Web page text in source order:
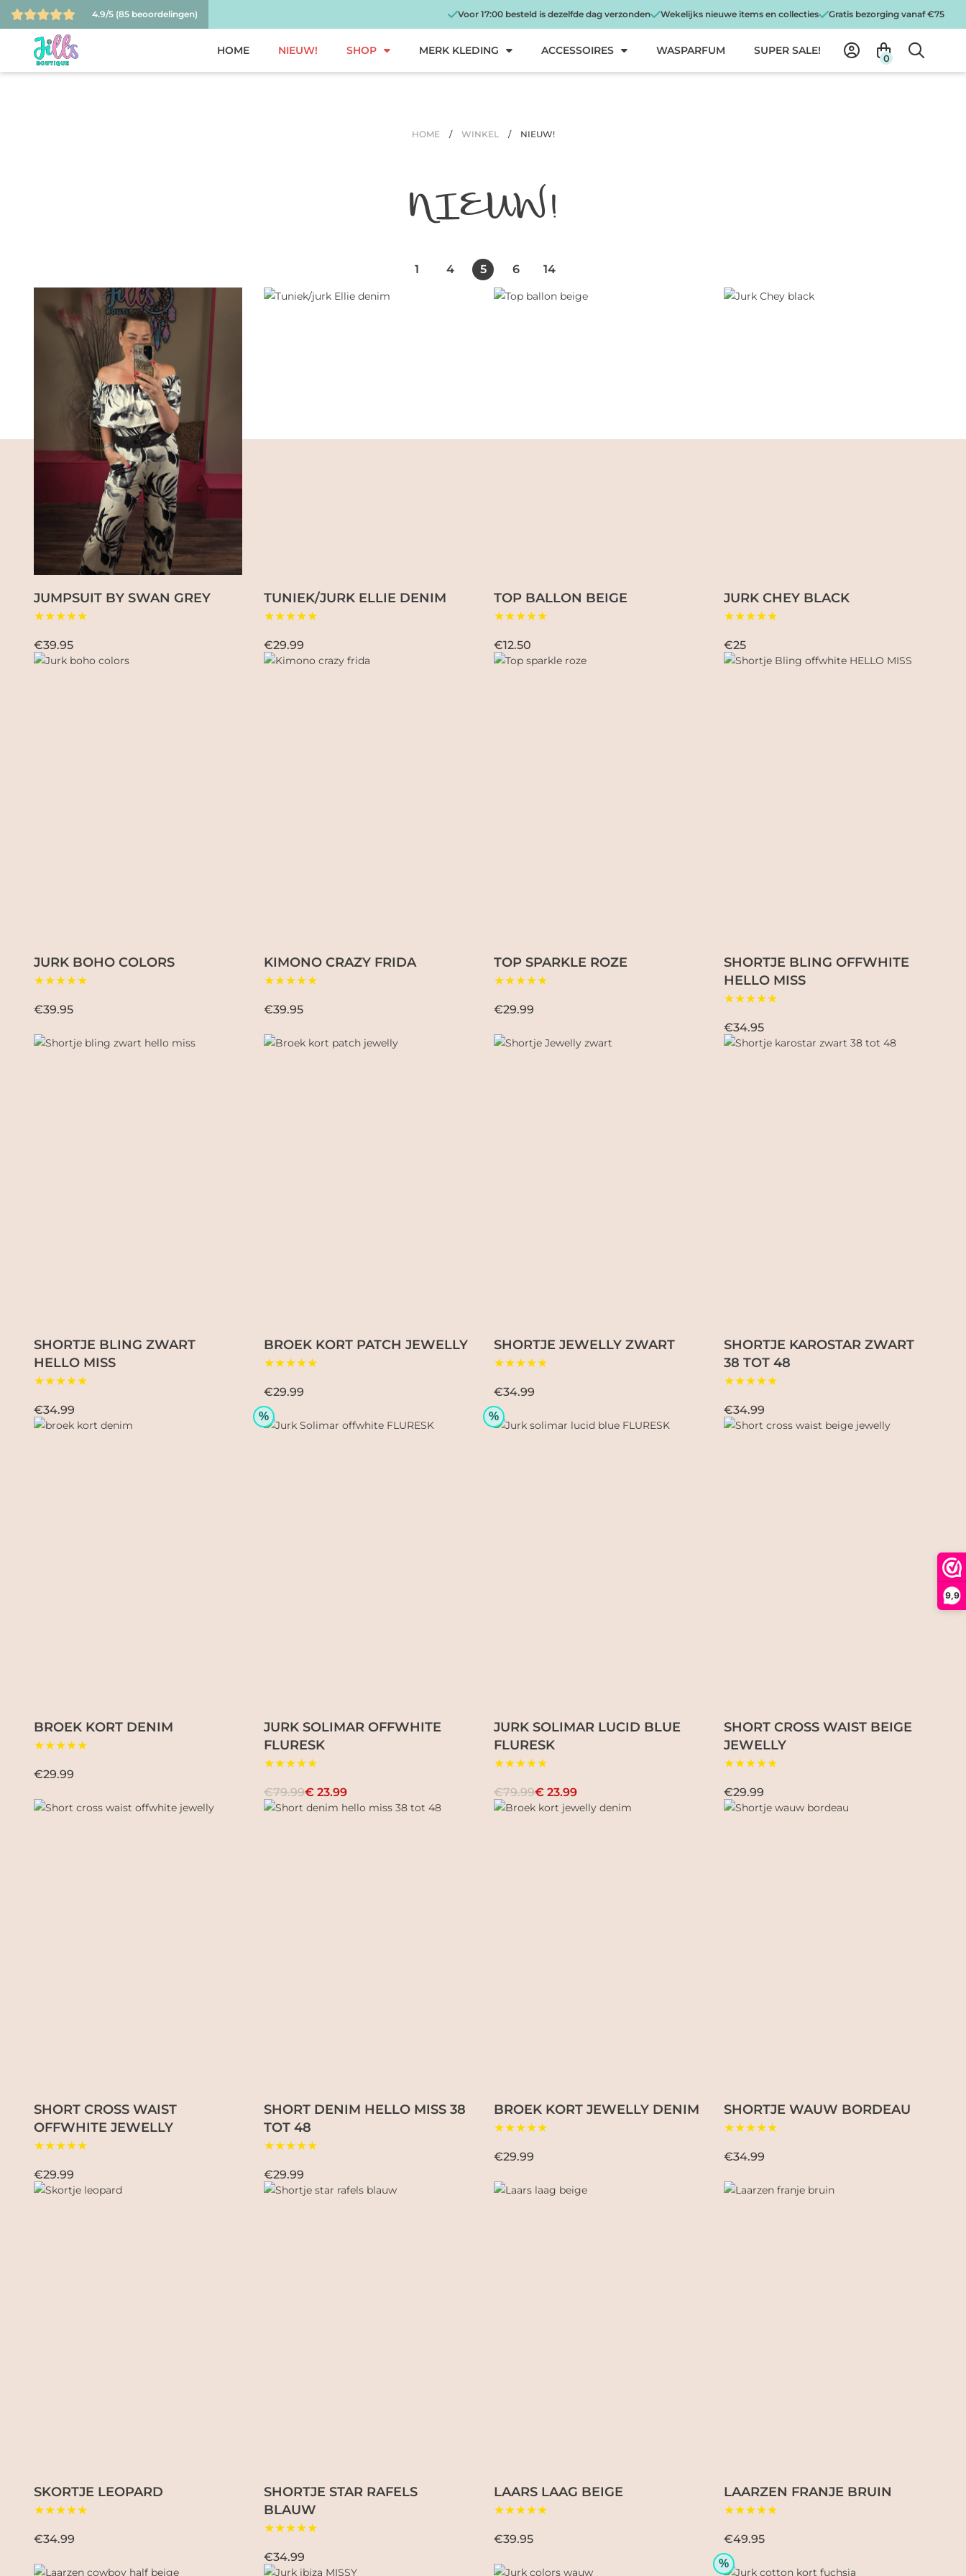
9,9
4.9/5 (85 beoordelingen) Voor 17:00 besteld is dezelfde dag verzonden Wekelijks nieuwe items en collecties Gratis bezorging vanaf €75
HOME NIEUW! SHOP MERK KLEDING ACCESSOIRES WASPARFUM SUPER SALE!
0
HOME / WINKEL / NIEUW!
NIEUW!
1 4 5 6 14
JUMPSUIT BY SWAN GREY
★★★★★
€39.95
TUNIEK/JURK ELLIE DENIM
★★★★★
€29.99
TOP BALLON BEIGE
★★★★★
€12.50
JURK CHEY BLACK
★★★★★
€25
JURK BOHO COLORS
★★★★★
€39.95
KIMONO CRAZY FRIDA
★★★★★
€39.95
TOP SPARKLE ROZE
★★★★★
€29.99
SHORTJE BLING OFFWHITE
HELLO MISS
★★★★★
€34.95
SHORTJE BLING ZWART
HELLO MISS
★★★★★
€34.99
BROEK KORT PATCH JEWELLY
★★★★★
€29.99
SHORTJE JEWELLY ZWART
★★★★★
€34.99
SHORTJE KAROSTAR ZWART
38 TOT 48
★★★★★
€34.99
BROEK KORT DENIM
★★★★★
€29.99
%
JURK SOLIMAR OFFWHITE
FLURESK
★★★★★
€79.99€ 23.99
%
JURK SOLIMAR LUCID BLUE
FLURESK
★★★★★
€79.99€ 23.99
SHORT CROSS WAIST BEIGE
JEWELLY
★★★★★
€29.99
SHORT CROSS WAIST
OFFWHITE JEWELLY
★★★★★
€29.99
SHORT DENIM HELLO MISS 38
TOT 48
★★★★★
€29.99
BROEK KORT JEWELLY DENIM
★★★★★
€29.99
SHORTJE WAUW BORDEAU
★★★★★
€34.99
SKORTJE LEOPARD
★★★★★
€34.99
SHORTJE STAR RAFELS
BLAUW
★★★★★
€34.99
LAARS LAAG BEIGE
★★★★★
€39.95
LAARZEN FRANJE BRUIN
★★★★★
€49.95
%